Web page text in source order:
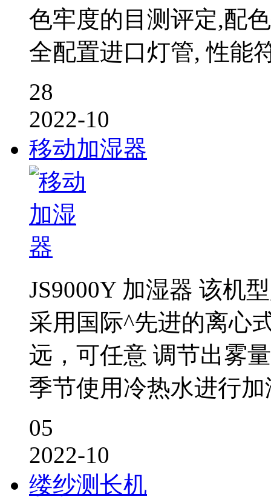
色牢度的目测评定,配
全配置进口灯管, 性能
28
2022-10
移动加湿器
JS9000Y 加湿器 该机
采用国际^先进的离心
远，可任意 调节出雾
季节使用冷热水进行加
05
2022-10
缕纱测长机